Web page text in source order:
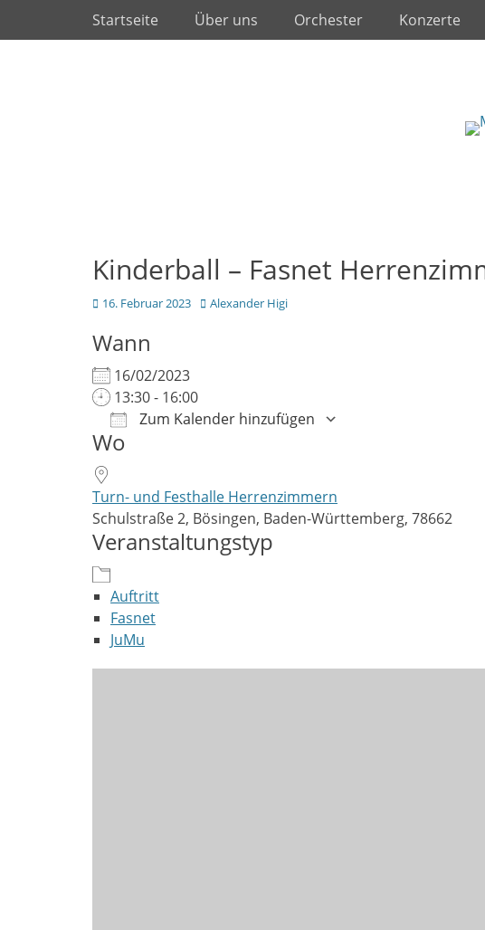
Zum
Inhalt
Primäres Menü
Startseite Über uns Orchester Konzerte
Kinderball – Fasnet
Posted
16. Februar 2023 Autor
Alexander Higi
Wann
16/02/2023
13:30 - 16:00
Zum Kalender hinzufügen
ICS herunterladen
Wo
Turn- und Festhalle Herrenzimmern
Schulstraße 2, Bösingen, Baden-Württemberg, 78662
Veranstaltungstyp
Auftritt
Fasnet
JuMu